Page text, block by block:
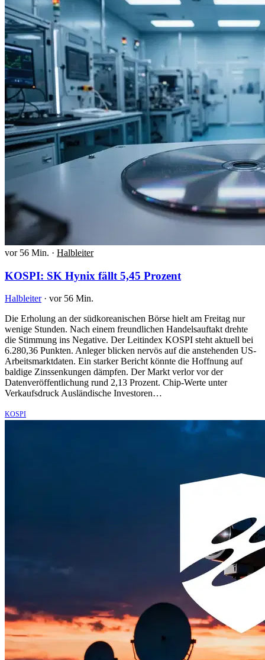
vor 56 Min. · Halbleiter
KOSPI: SK Hynix fällt 5,45 Prozent
Halbleiter · vor 56 Min.
Die Erholung an der südkoreanischen Börse hielt am Freitag nur
wenige Stunden. Nach einem freundlichen Handelsauftakt drehte
die Stimmung ins Negative. Der Leitindex KOSPI steht aktuell bei
6.280,36 Punkten. Anleger blicken nervös auf die anstehenden US-
Arbeitsmarktdaten. Ein starker Bericht könnte die Hoffnung auf
baldige Zinssenkungen dämpfen. Der Markt verlor vor der
Datenveröffentlichung rund 2,13 Prozent. Chip-Werte unter
Verkaufsdruck Ausländische Investoren…
KOSPI